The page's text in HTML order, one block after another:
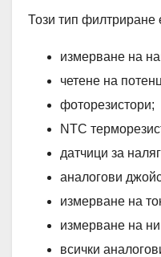
Този тип филтриране
измерване на
четене на
фоторезистори;
NTC
датчици за
аналогови
измерване на
измерване на
всички